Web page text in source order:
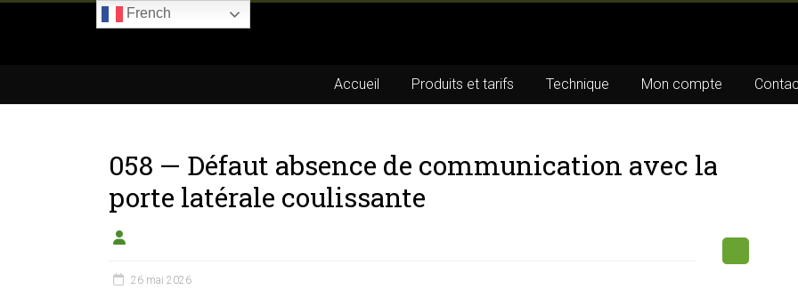
du
éthanol
Accueil Produits et tarifs Technique Mon compte
058 — Défaut absence de communication avec la
porte latérale coulissante
26 mai 2026
French